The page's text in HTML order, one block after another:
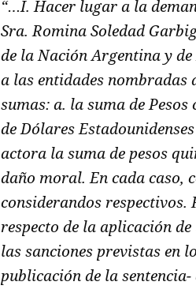
“…I. Hacer lugar a la
Sra. Romina Soledad
de la Nación Argentina y de
a las entidades
sumas: a. la suma de
de Dólares
actora la suma de pesos
daño moral. En cada caso,
considerandos
respecto de la aplicación
las sanciones previstas en
publicación de la